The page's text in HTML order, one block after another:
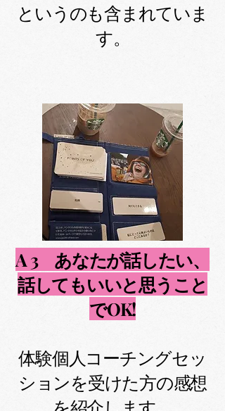
というのも含まれていま
す。
A 3 あなたが話したい、
話してもいいと思うこと
でOK!
体験個人コーチングセッ
ションを受けた方の感想